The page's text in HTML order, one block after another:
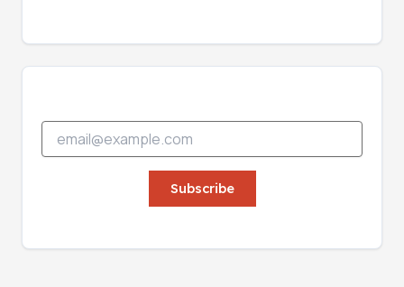
a
i
l
*
E
Subscribe